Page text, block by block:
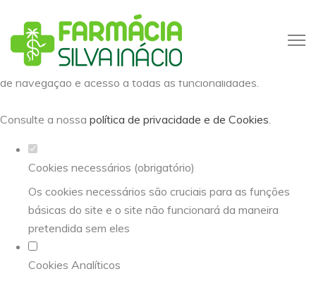
Defina as suas preferências de
cookies para este website.
Este website utiliza cookies estritamente necessários,
analíticos e funcionais, para lhe oferecer uma boa experiência
de navegação e acesso a todas as funcionalidades.
Consulte a nossa política de privacidade e de Cookies.
Cookies necessários (obrigatório)
Os cookies necessários são cruciais para as funções
básicas do site e o site não funcionará da maneira
pretendida sem eles
Cookies Analíticos